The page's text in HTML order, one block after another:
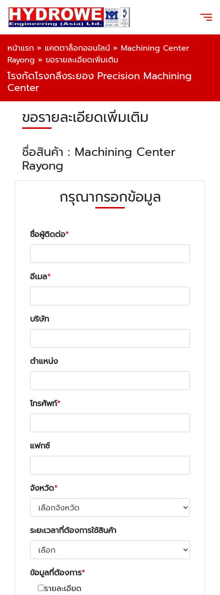
หน้าแรก » แคตตาล็อกออนไลน์ » Machining Center
Rayong » ขอรายละเอียดเพิ่มเติม
โรงกัดโรงกลึงระยอง Precision Machining
Center
ขอรายละเอียดเพิ่มเติม
ชื่อสินค้า : Machining Center
Rayong
กรุณากรอกข้อมูล
ชื่อผู้ติดต่อ
อีเมล
บริษัท
ตำแหน่ง
โทรศัพท์
แฟกซ์
จังหวัด
ระยะเวลาที่ต้องการใช้สินค้า
ข้อมูลที่ต้องการ
รายละเอียด